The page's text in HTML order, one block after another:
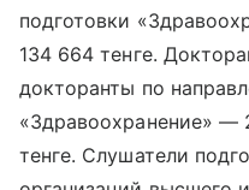
подготовки
134 664 тенге.
докторанты по
«Здравоохранение» —
тенге. Слушатели